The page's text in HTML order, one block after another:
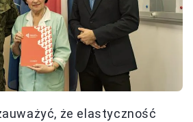
że elastyczność